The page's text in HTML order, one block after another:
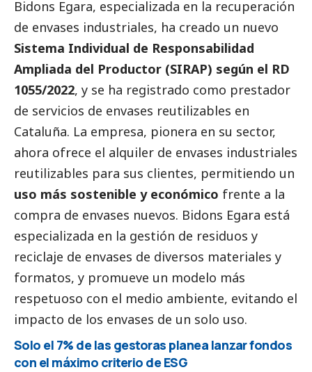
Bidons Egara, especializada en la recuperación
de envases industriales, ha creado un nuevo
Sistema Individual de Responsabilidad
Ampliada del Productor (SIRAP) según el RD
1055/2022, y se ha registrado como prestador
de servicios de envases reutilizables en
Cataluña. La empresa, pionera en su sector,
ahora ofrece el alquiler de envases industriales
reutilizables para sus clientes, permitiendo un
uso más sostenible y económico frente a la
compra de envases nuevos. Bidons Egara está
especializada en la gestión de residuos y
reciclaje de envases de diversos materiales y
formatos, y promueve un modelo más
respetuoso con el medio ambiente, evitando el
impacto de los envases de un solo uso.
Solo el 7% de las gestoras planea lanzar fondos
con el máximo criterio de ESG